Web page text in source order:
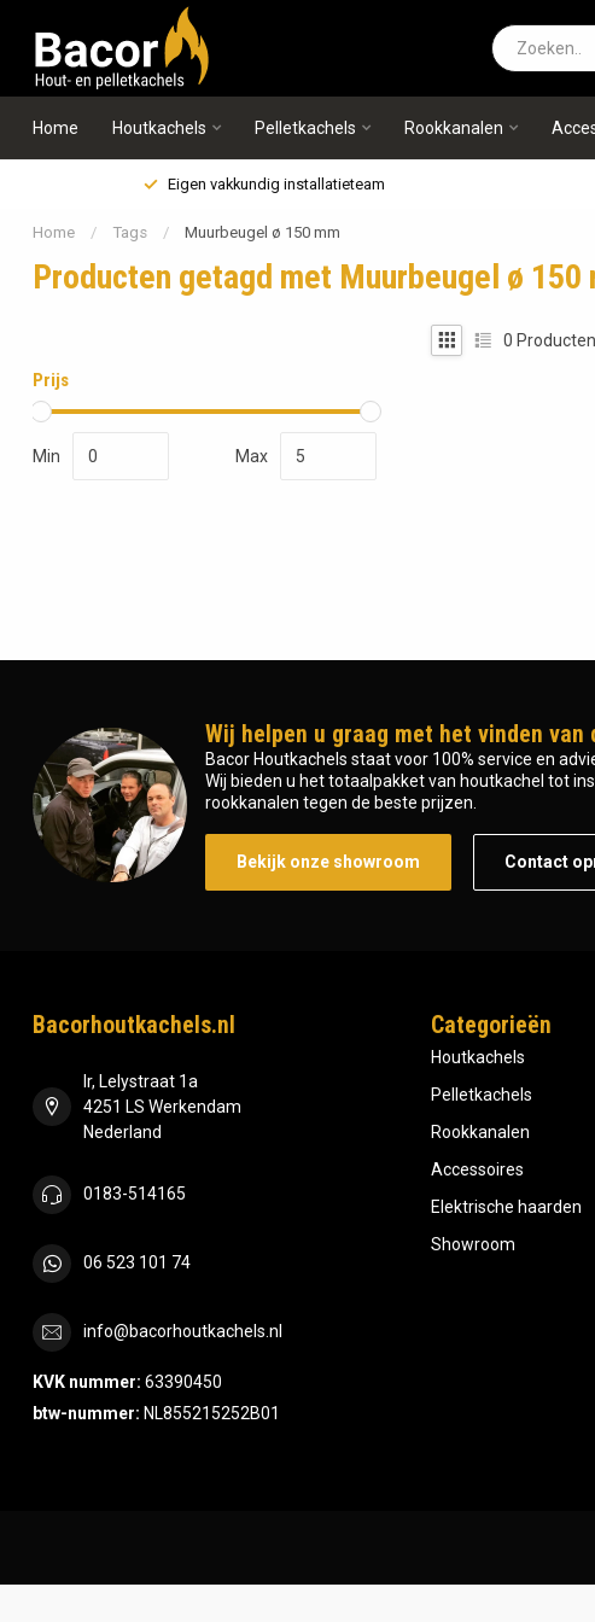
Home Houtkachels Pelletkachels Rookkanalen
Eigen vakkundig installatieteam
Home / Tags / Muurbeugel ø 150 mm
Producten getagd met Muurbeugel ø 150
Prijs
Min Max
0 Producten
Wij helpen u graag met het vinden van
Bacor Houtkachels staat voor 100% service en
Wij bieden u het totaalpakket van houtkachel tot
rookkanalen tegen de beste prijzen.
Bekijk onze showroom Contact
Bacorhoutkachels.nl
Ir, Lelystraat 1a
4251 LS Werkendam
Nederland
0183-514165
06 523 101 74
info@bacorhoutkachels.nl
KVK nummer: 63390450
btw-nummer: NL855215252B01
Categorieën
Houtkachels
Pelletkachels
Rookkanalen
Accessoires
Elektrische haarden
Showroom